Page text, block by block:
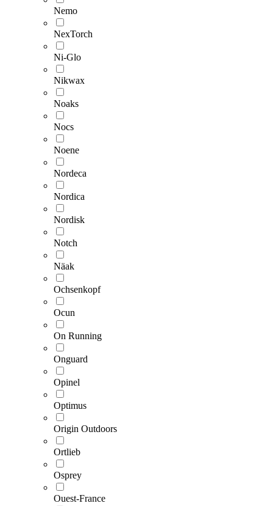
Nemo
NexTorch
Ni-Glo
Nikwax
Noaks
Nocs
Noene
Nordeca
Nordica
Nordisk
Notch
Näak
Ochsenkopf
Ocun
On Running
Onguard
Opinel
Optimus
Origin Outdoors
Ortlieb
Osprey
Ouest-France